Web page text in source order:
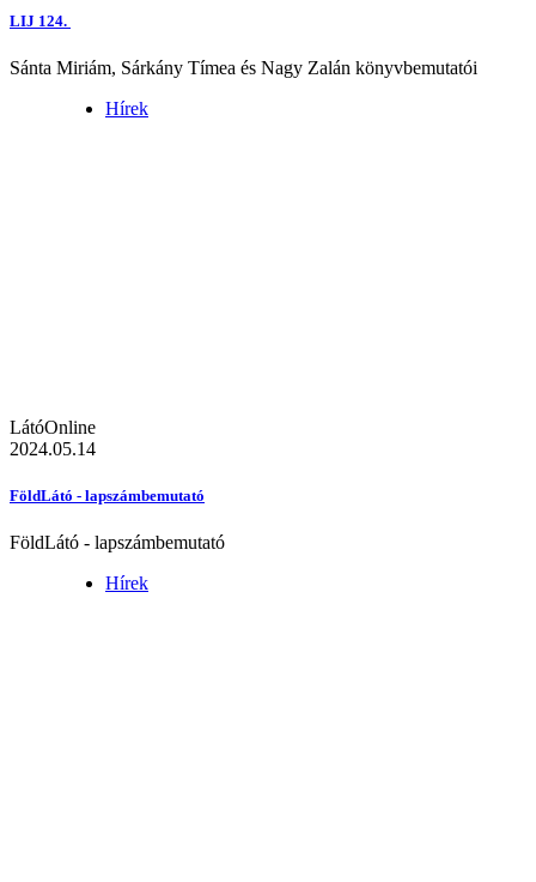
LIJ 124.
Sánta Miriám, Sárkány Tímea és Nagy Zalán könyvbemutatói
Hírek
LátóOnline
2024.05.14
FöldLátó - lapszámbemutató
FöldLátó - lapszámbemutató
Hírek